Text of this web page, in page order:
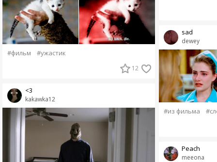
#фильм #ужастик
12
kakawka12
<3
dewey
sad
#из фильма
meeona
Peach